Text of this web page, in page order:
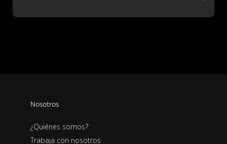
Nosotros
¿Quiénes somos?
Trabaja con nosotros